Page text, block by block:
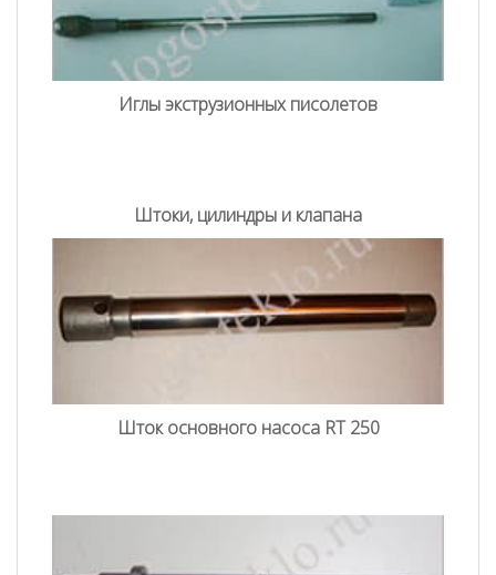
Иглы экструзионных писолетов
Штоки, цилиндры и клапана
Шток основного насоса RT 250